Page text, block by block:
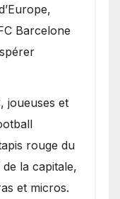
Barcelone
joueuses et
rouge du
la capitale,
et micros.